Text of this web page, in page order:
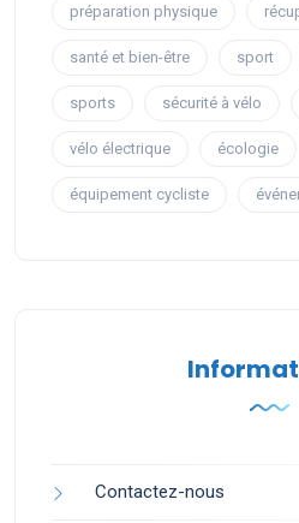
préparation physique
santé et bien-être sport
sports sécurité à vélo
vélo électrique écologie
équipement cycliste
Contactez-nous